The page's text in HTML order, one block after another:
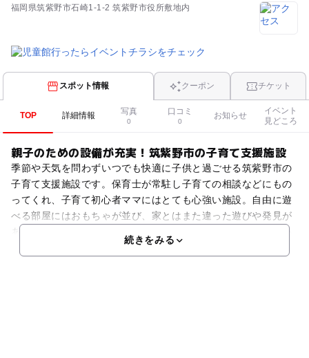
福岡県筑紫野市石崎1-1-2 筑紫野市役所敷地内
スポット情報 クーポン チケット
TOP 詳細情報 写真
0
口コミ
0
お知らせ
イベント
見どころ
親子のための設備が充実！筑紫野市の子育て支援施設
季節や天気を問わずいつでも快適に子供と過ごせる筑紫野市の
子育て支援施設です。保育士が常駐し子育ての相談などにもの
ってくれ、子育て初心者ママにはとても心強い施設。自由に遊
べる部屋にはおもちゃが並び、家とはまた違った遊びや発見が
続きをみる